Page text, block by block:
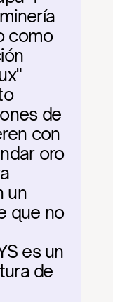
como
de
con
oro
un
que no
es un
de